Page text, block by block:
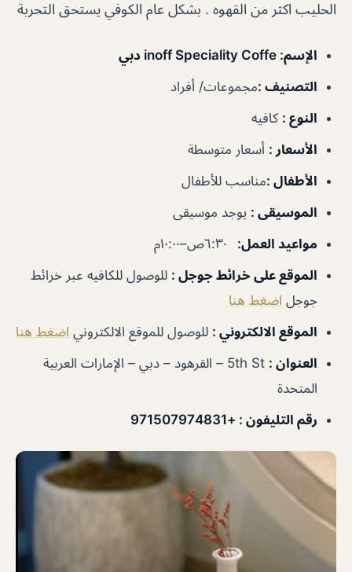
الحليب اكثر من القهوه . بشكل عام الكوفي يستحق التحربة
الإسم: inoff Speciality Coffe دبي
التصنيف :مجموعات/ أفراد
النوع : كافيه
الأسعار : أسعار متوسطة
الأطفال :مناسب للأطفال
الموسيقى : يوجد موسيقى
مواعيد العمل:
الموقع على خرائط جوجل : للوصول للكافيه عبر خرائط
جوجل اضغط هنا
الموقع الالكتروني : للوصول للموقع الالكتروني اضغط هنا
العنوان :
5th St – القرهود‎ – دبي – الإمارات العربية
المتحدة
رقم التليفون : +971507974831